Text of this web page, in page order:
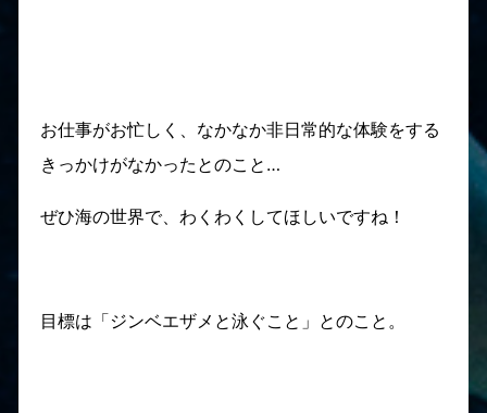
お仕事がお忙しく、なかなか非日常的な体験をする
きっかけがなかったとのこと…
ぜひ海の世界で、わくわくしてほしいですね！
目標は「ジンベエザメと泳ぐこと」とのこと。